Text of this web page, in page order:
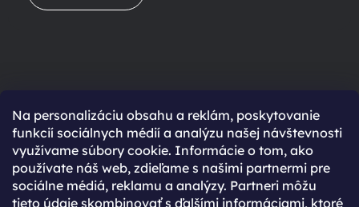
Na personalizáciu obsahu a reklám, poskytovanie
funkcií sociálnych médií a analýzu našej návštevnosti
využívame súbory cookie. Informácie o tom, ako
používate náš web, zdieľame s našimi partnermi pre
sociálne médiá, reklamu a analýzy. Partneri môžu
tieto údaje skombinovať s ďalšími informáciami, ktoré
Ešte nemáte účet?
Rýchlejší nákup vďaka uloženým údajom
Prehľad o stave objednávky